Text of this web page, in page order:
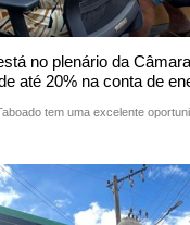
no plenário da
até 20% na conta de
tem uma excelente